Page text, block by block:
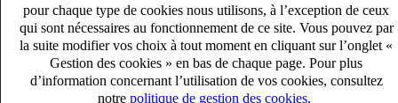
pour chaque type de cookies nous utilisons, à l’exception de ceux
qui sont nécessaires au fonctionnement de ce site. Vous pouvez par
la suite modifier vos choix à tout moment en cliquant sur l’onglet «
Gestion des cookies » en bas de chaque page. Pour plus
d’information concernant l’utilisation de vos cookies, consultez
notre politique de gestion des cookies